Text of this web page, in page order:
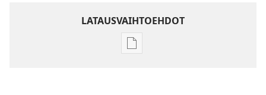
LATAUSVAIHTOEHDOT
Julkaisujen